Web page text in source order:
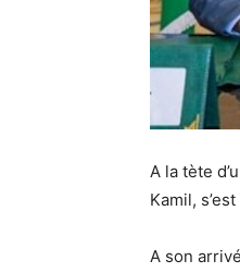
A la tète
Kamil,
A son